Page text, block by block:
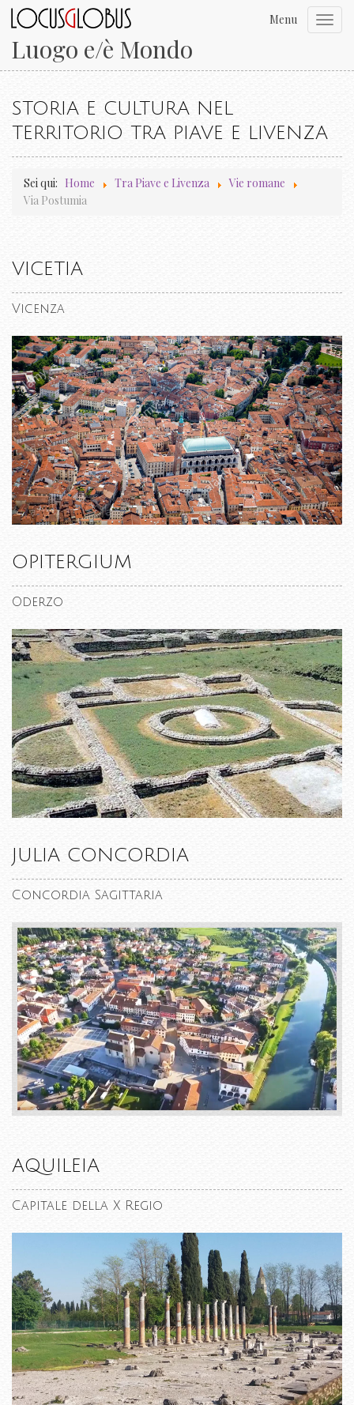
Luogo e/è Mondo
Menu
STORIA E CULTURA NEL
TERRITORIO TRA PIAVE E LIVENZA
Sei qui: Home Tra Piave e Livenza
Vie romane
Via Postumia
VICETIA
Vicenza
OPITERGIUM
Oderzo
JULIA CONCORDIA
Concordia Sagittaria
AQUILEIA
Capitale della X Regio